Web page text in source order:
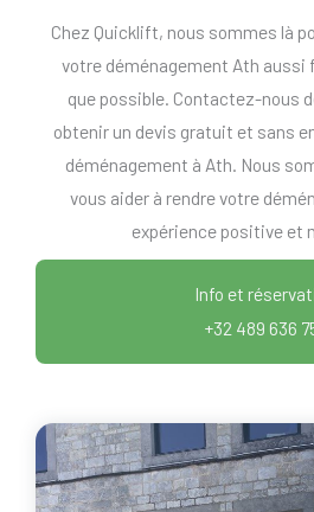
Chez Quicklift, nous sommes là
votre déménagement Ath
que possible. Contactez-nous
obtenir un devis gratuit et sans
déménagement à Ath. Nous
vous aider à rendre votre
expérience positive et
Info et
+32 489 636